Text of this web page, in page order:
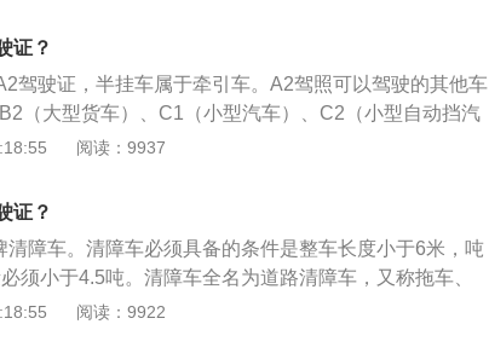
加B1驾照业务只能在驾驶人户籍当地车辆管理所进行申
请。持有B1级驾照的车主除了可以驾驶对应的准驾车型
M车型。B1驾驶证车主按照规定需要每年都参加年审，
检，但如果在记分周期内没有被扣分就可以免除这一次
证？
驾驶证，半挂车属于牵引车。A2驾照可以驾驶的其他车
（大型货车）、C1（小型汽车）、C2（小型自动挡汽
）、C4（三轮汽车）、M（轮式自行机械车）。A2驾
并在申请前最近连续两个记分周期内没有满分记录；或
准驾车型资格一年以上，并在申请前最近一个记分周期
加A2准驾车型有下列情形之一，不得申请增加：发生交
担全部责任或者主要责任。醉酒后驾驶机动车。在本记
三个记分周期内有饮酒后驾驶机动车的行为。在本记分
阅读：9937
证？
清障车。清障车必须具备的条件是整车长度小于6米，吨
须小于4.5吨。清障车全名为道路清障车，又称拖车、
有起吊、拽拉和托举牵引等多项功能，清障车主要用于
阅读：9922